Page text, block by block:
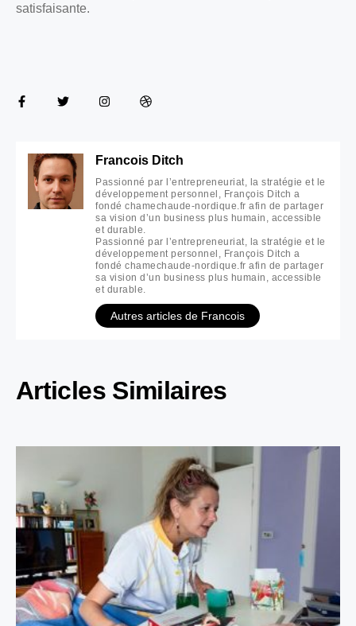
satisfaisante.
Francois Ditch
Passionné par l’entrepreneuriat, la stratégie et le
développement personnel, François Ditch a
fondé chamechaude-nordique.fr afin de partager
sa vision d’un business plus humain, accessible
et durable.
Passionné par l’entrepreneuriat, la stratégie et le
développement personnel, François Ditch a
fondé chamechaude-nordique.fr afin de partager
sa vision d’un business plus humain, accessible
et durable.
Autres articles de Francois
Articles Similaires